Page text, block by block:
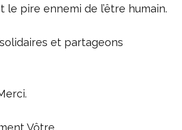
le pire ennemi de l’être humain.
et partageons
Vôtre,